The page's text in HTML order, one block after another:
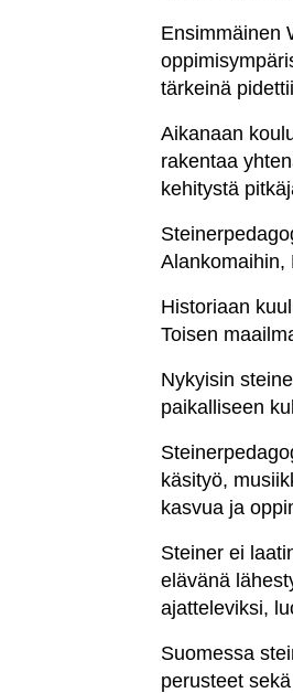
Ensimmäinen
tärkeinä
Aikanaan
rakentaa
kehitystä
Alankomaihin,
Historiaan
Toisen
Nykyisin
paikalliseen
käsityö,
kasvua ja
Steiner ei
elävänä
ajatteleviksi,
Suomessa
perusteet